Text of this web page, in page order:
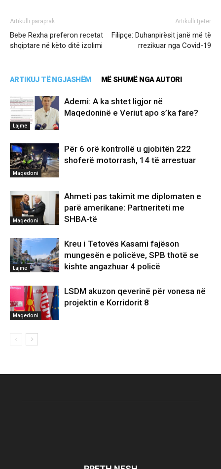
Artikulli paraprak
Bebe Rexha preferon recetat
shqiptare në këto ditë izolimi
Artikulli tjetër
Filipçe: Duhanpirësit janë më të
rrezikuar nga Covid-19
ARTIKUJ TË NGJASHËM MË SHUMË NGA AUTORI
Lajme
Ademi: A ka shtet ligjor në
Maqedoninë e Veriut apo s’ka fare?
Maqedoni
Për 6 orë kontrollë u gjobitën 222
shoferë motorrash, 14 të arrestuar
Maqedoni
Ahmeti pas takimit me diplomaten e
parë amerikane: Partneriteti me
SHBA-të
Lajme
Kreu i Tetovës Kasami fajëson
mungesën e policëve, SPB thotë se
kishte angazhuar 4 policë
Maqedoni
LSDM akuzon qeverinë për vonesa në
projektin e Korridorit 8